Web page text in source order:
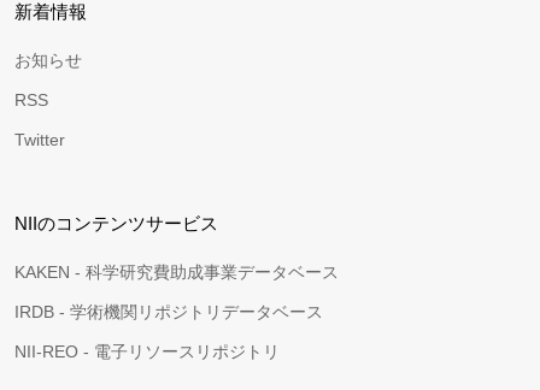
新着情報
お知らせ
RSS
Twitter
NIIのコンテンツサービス
KAKEN - 科学研究費助成事業データベース
IRDB - 学術機関リポジトリデータベース
NII-REO - 電子リソースリポジトリ